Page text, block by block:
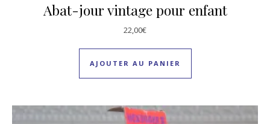
Abat-jour vintage pour enfant
22,00€
AJOUTER AU PANIER